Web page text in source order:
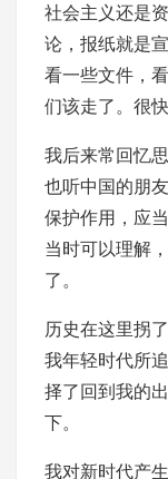
社会主义还是
论，报纸就是
看一些文件，
们该走了。很
我后来常回忆
也听中国的朋
保护作用，应
当时可以理解
了。
历史在这里拐
我年轻时代所
择了回到我的
下。
我对新时代产